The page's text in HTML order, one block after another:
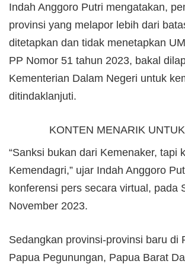
Indah Anggoro Putri mengatakan,
provinsi yang melapor lebih dari
ditetapkan dan tidak menetapkan
PP Nomor 51 tahun 2023, bakal
Kementerian Dalam Negeri untuk
ditindaklanjuti.
KONTEN MENARIK
“Sanksi bukan dari Kemenaker, tapi
Kemendagri,” ujar Indah Anggoro
konferensi pers secara virtual, pada
November 2023.
Sedangkan provinsi-provinsi baru di
Papua Pegunungan, Papua Barat